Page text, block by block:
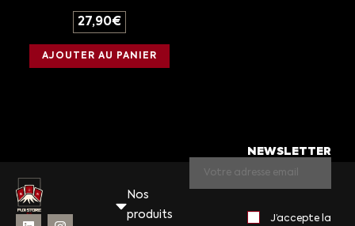
27,90€
AJOUTER AU PANIER
Nos
produits
NEWSLETTER
J’accepte la